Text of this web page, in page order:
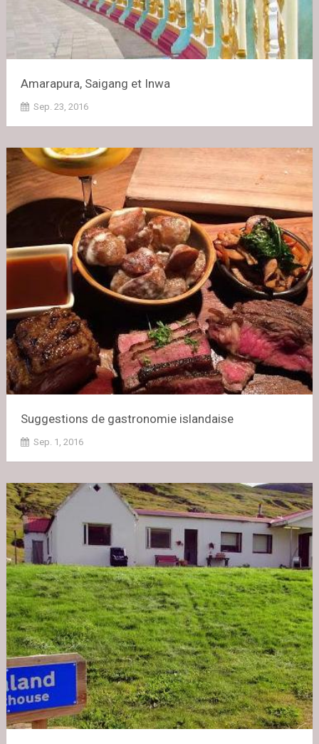
Amarapura, Saigang et Inwa
Sep. 23, 2016
Suggestions de gastronomie islandaise
Sep. 1, 2016